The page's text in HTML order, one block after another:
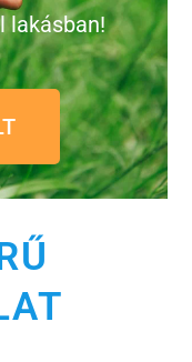
lakásban!